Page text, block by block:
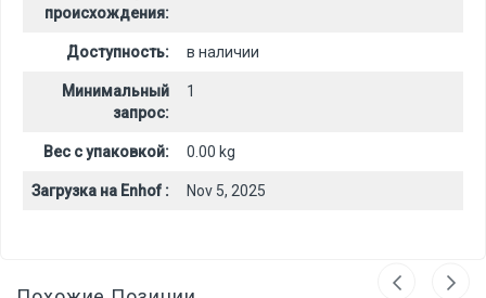
происхождения:
Доступность: в наличии
Минимальный
запрос:
1
Вес с упаковкой: 0.00 kg
Загрузка на Enhof : Nov 5, 2025